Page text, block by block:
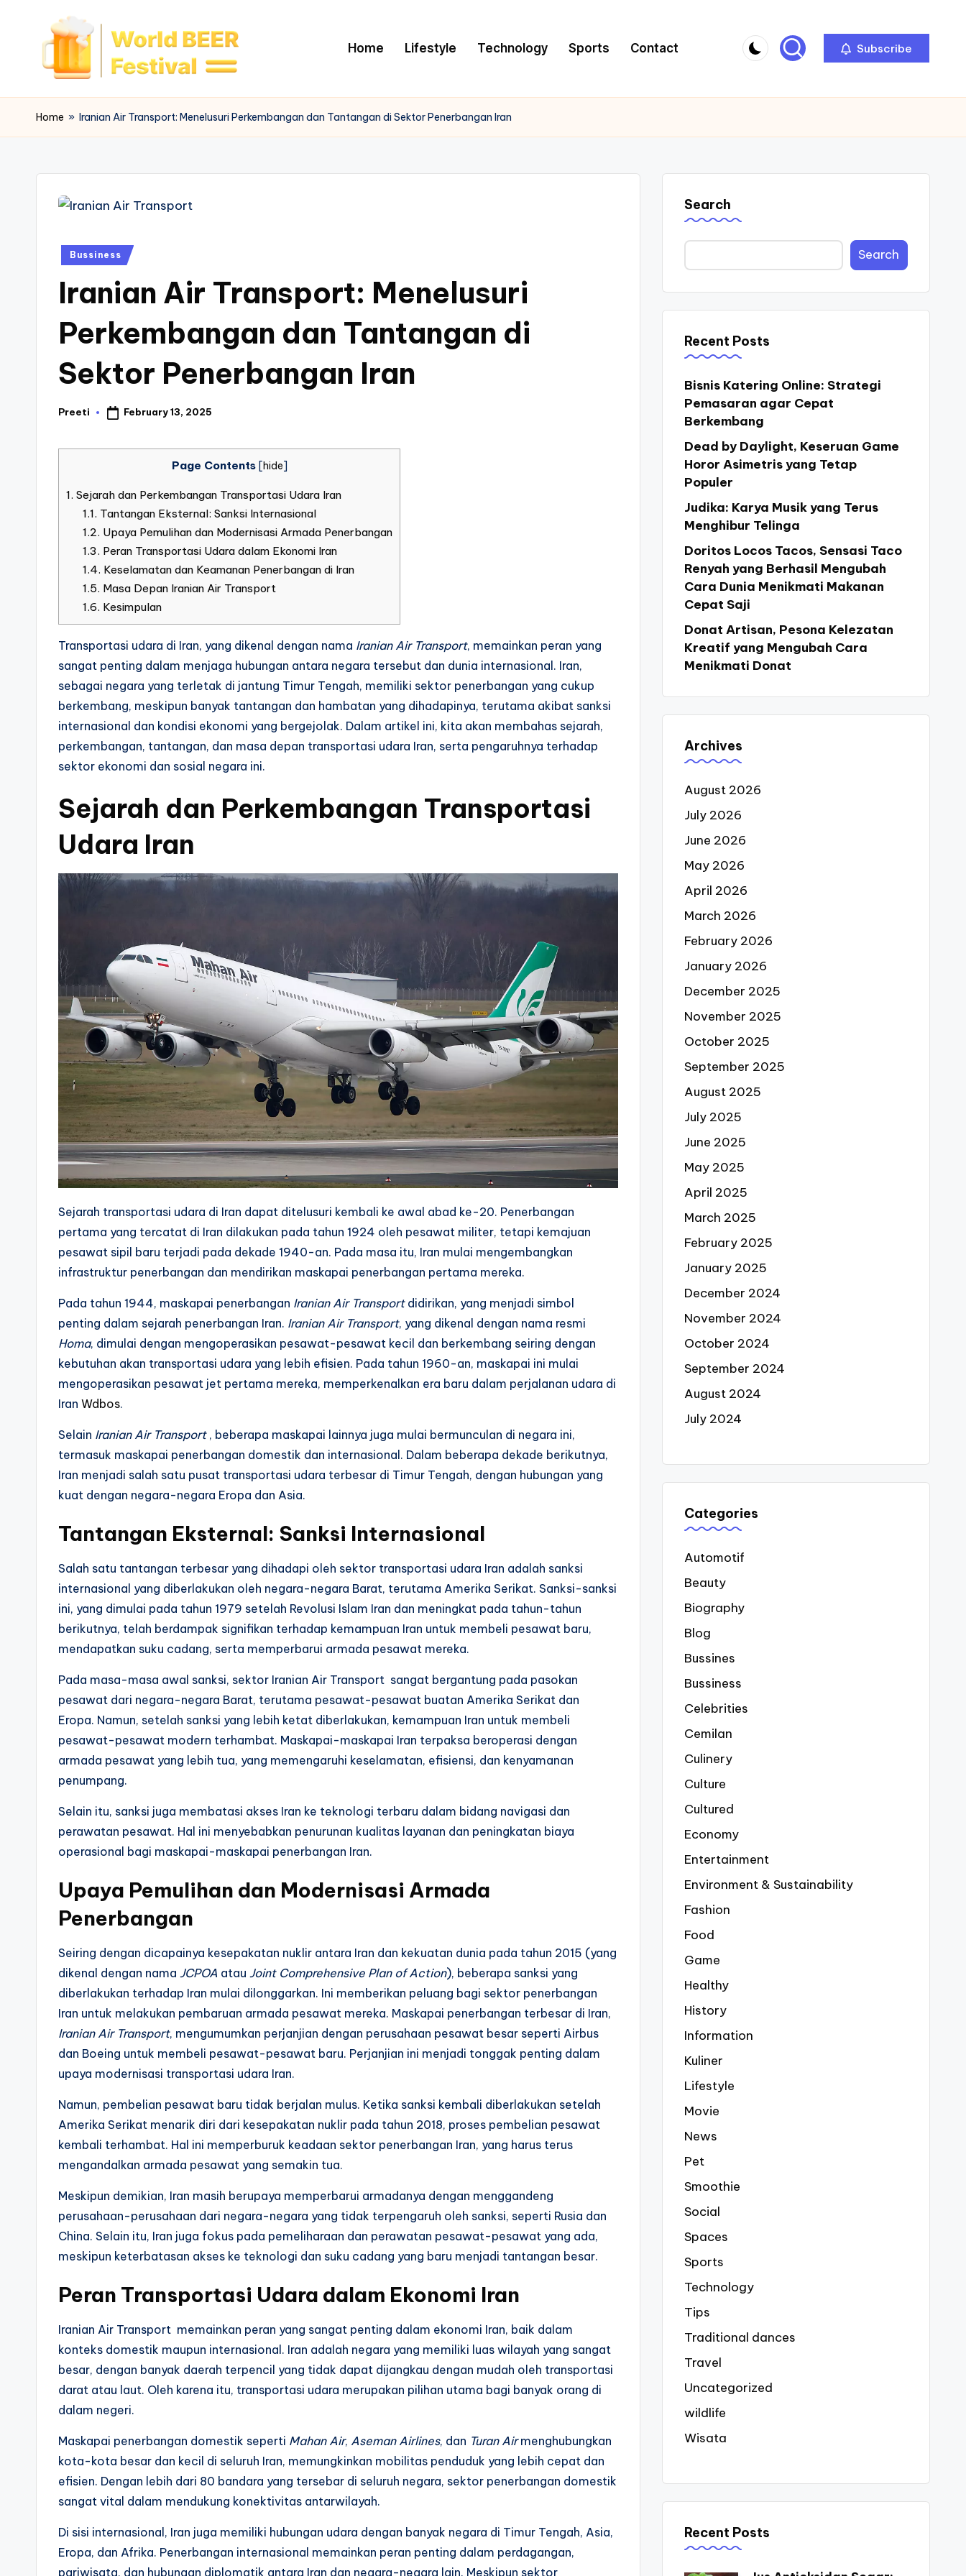
W
o
d
Home Lifestyle Technology Sports Contact Subscribe
Home » Iranian Air Transport: Menelusuri Perkembangan dan Tantangan di Sektor Penerbangan Iran
Posted
Bussiness
Iranian Air Transport: Menelusuri
Perkembangan dan Tantangan di
Sektor Penerbangan Iran
Posted
Preeti February 13, 2025
Page Contents [hide]
1. Sejarah dan Perkembangan Transportasi Udara Iran
1.1. Tantangan Eksternal: Sanksi Internasional
1.2. Upaya Pemulihan dan Modernisasi Armada Penerbangan
1.3. Peran Transportasi Udara dalam Ekonomi Iran
1.4. Keselamatan dan Keamanan Penerbangan di Iran
1.5. Masa Depan Iranian Air Transport
1.6. Kesimpulan
Transportasi udara di Iran, yang dikenal dengan nama Iranian Air Transport, memainkan peran yang
sangat penting dalam menjaga hubungan antara negara tersebut dan dunia internasional. Iran,
sebagai negara yang terletak di jantung Timur Tengah, memiliki sektor penerbangan yang cukup
berkembang, meskipun banyak tantangan dan hambatan yang dihadapinya, terutama akibat sanksi
internasional dan kondisi ekonomi yang bergejolak. Dalam artikel ini, kita akan membahas sejarah,
perkembangan, tantangan, dan masa depan transportasi udara Iran, serta pengaruhnya terhadap
sektor ekonomi dan sosial negara ini.
Sejarah dan Perkembangan Transportasi
Udara Iran
Sejarah transportasi udara di Iran dapat ditelusuri kembali ke awal abad ke-20. Penerbangan
pertama yang tercatat di Iran dilakukan pada tahun 1924 oleh pesawat militer, tetapi kemajuan
pesawat sipil baru terjadi pada dekade 1940-an. Pada masa itu, Iran mulai mengembangkan
infrastruktur penerbangan dan mendirikan maskapai penerbangan pertama mereka.
Pada tahun 1944, maskapai penerbangan Iranian Air Transportdidirikan, yang menjadi simbol
penting dalam sejarah penerbangan Iran. Iranian Air Transport, yang dikenal dengan nama resmi
Homa, dimulai dengan mengoperasikan pesawat-pesawat kecil dan berkembang seiring dengan
kebutuhan akan transportasi udara yang lebih efisien. Pada tahun 1960-an, maskapai ini mulai
mengoperasikan pesawat jet pertama mereka, memperkenalkan era baru dalam perjalanan udara di
Iran Wdbos.
Selain Iranian Air Transport , beberapa maskapai lainnya juga mulai bermunculan di negara ini,
termasuk maskapai penerbangan domestik dan internasional. Dalam beberapa dekade berikutnya,
Iran menjadi salah satu pusat transportasi udara terbesar di Timur Tengah, dengan hubungan yang
kuat dengan negara-negara Eropa dan Asia.
Tantangan Eksternal: Sanksi Internasional
Salah satu tantangan terbesar yang dihadapi oleh sektor transportasi udara Iran adalah sanksi
internasional yang diberlakukan oleh negara-negara Barat, terutama Amerika Serikat. Sanksi-sanksi
ini, yang dimulai pada tahun 1979 setelah Revolusi Islam Iran dan meningkat pada tahun-tahun
berikutnya, telah berdampak signifikan terhadap kemampuan Iran untuk membeli pesawat baru,
mendapatkan suku cadang, serta memperbarui armada pesawat mereka.
Pada masa-masa awal sanksi, sektor Iranian Air Transport sangat bergantung pada pasokan
pesawat dari negara-negara Barat, terutama pesawat-pesawat buatan Amerika Serikat dan
Eropa. Namun, setelah sanksi yang lebih ketat diberlakukan, kemampuan Iran untuk membeli
pesawat-pesawat modern terhambat. Maskapai-maskapai Iran terpaksa beroperasi dengan
armada pesawat yang lebih tua, yang memengaruhi keselamatan, efisiensi, dan kenyamanan
penumpang.
Selain itu, sanksi juga membatasi akses Iran ke teknologi terbaru dalam bidang navigasi dan
perawatan pesawat. Hal ini menyebabkan penurunan kualitas layanan dan peningkatan biaya
operasional bagi maskapai-maskapai penerbangan Iran.
Upaya Pemulihan dan Modernisasi Armada
Penerbangan
Seiring dengan dicapainya kesepakatan nuklir antara Iran dan kekuatan dunia pada tahun 2015 (yang
dikenal dengan nama JCPOA atau Joint Comprehensive Plan of Action), beberapa sanksi yang
diberlakukan terhadap Iran mulai dilonggarkan. Ini memberikan peluang bagi sektor penerbangan
Iran untuk melakukan pembaruan armada pesawat mereka. Maskapai penerbangan terbesar di Iran,
Iranian Air Transport, mengumumkan perjanjian dengan perusahaan pesawat besar seperti Airbus
dan Boeing untuk membeli pesawat-pesawat baru. Perjanjian ini menjadi tonggak penting dalam
upaya modernisasi transportasi udara Iran.
Namun, pembelian pesawat baru tidak berjalan mulus. Ketika sanksi kembali diberlakukan setelah
Amerika Serikat menarik diri dari kesepakatan nuklir pada tahun 2018, proses pembelian pesawat
kembali terhambat. Hal ini memperburuk keadaan sektor penerbangan Iran, yang harus terus
mengandalkan armada pesawat yang semakin tua.
Meskipun demikian, Iran masih berupaya memperbarui armadanya dengan menggandeng
perusahaan-perusahaan dari negara-negara yang tidak terpengaruh oleh sanksi, seperti Rusia dan
China. Selain itu, Iran juga fokus pada pemeliharaan dan perawatan pesawat-pesawat yang ada,
meskipun keterbatasan akses ke teknologi dan suku cadang yang baru menjadi tantangan besar.
Peran Transportasi Udara dalam Ekonomi Iran
Iranian Air Transport memainkan peran yang sangat penting dalam ekonomi Iran, baik dalam
konteks domestik maupun internasional. Iran adalah negara yang memiliki luas wilayah yang sangat
besar, dengan banyak daerah terpencil yang tidak dapat dijangkau dengan mudah oleh transportasi
darat atau laut. Oleh karena itu, transportasi udara merupakan pilihan utama bagi banyak orang di
dalam negeri.
Maskapai penerbangan domestik seperti Mahan Air, Aseman Airlines, dan Turan Airmenghubungkan
kota-kota besar dan kecil di seluruh Iran, memungkinkan mobilitas penduduk yang lebih cepat dan
efisien. Dengan lebih dari 80 bandara yang tersebar di seluruh negara, sektor penerbangan domestik
sangat vital dalam mendukung konektivitas antarwilayah.
Di sisi internasional, Iran juga memiliki hubungan udara dengan banyak negara di Timur Tengah, Asia,
Eropa, dan Afrika. Penerbangan internasional memainkan peran penting dalam perdagangan,
pariwisata, dan hubungan diplomatik antara Iran dan negara-negara lain. Meskipun sektor
Search
Search
Recent Posts
Bisnis Katering Online: Strategi
Pemasaran agar Cepat
Berkembang
Dead by Daylight, Keseruan Game
Horor Asimetris yang Tetap
Populer
Judika: Karya Musik yang Terus
Menghibur Telinga
Doritos Locos Tacos, Sensasi Taco
Renyah yang Berhasil Mengubah
Cara Dunia Menikmati Makanan
Cepat Saji
Donat Artisan, Pesona Kelezatan
Kreatif yang Mengubah Cara
Menikmati Donat
Archives
August 2026
July 2026
June 2026
May 2026
April 2026
March 2026
February 2026
January 2026
December 2025
November 2025
October 2025
September 2025
August 2025
July 2025
June 2025
May 2025
April 2025
March 2025
February 2025
January 2025
December 2024
November 2024
October 2024
September 2024
August 2024
July 2024
Categories
Automotif
Beauty
Biography
Blog
Bussines
Bussiness
Celebrities
Cemilan
Culinery
Culture
Cultured
Economy
Entertainment
Environment & Sustainability
Fashion
Food
Game
Healthy
History
Information
Kuliner
Lifestyle
Movie
News
Pet
Smoothie
Social
Spaces
Sports
Technology
Tips
Traditional dances
Travel
Uncategorized
wildlife
Wisata
Recent Posts